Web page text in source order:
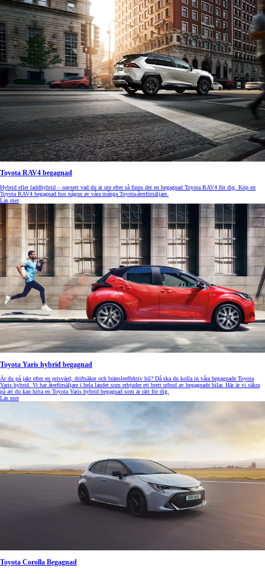
Toyota RAV4 begagnad
Hybrid eller laddhybrid – oavsett vad du är ute efter så finns det en begagnad Toyota RAV4 för dig. Köp en
Toyota RAV4 begagnad hos någon av våra många Toyota-återförsäljare.
Läs mer
Toyota Yaris hybrid begagnad
Är du på jakt efter en prisvärd, driftsäker och bränsleeffektiv bil? Då ska du kolla in våra begagnade Toyota
Yaris hybrid. Vi har återförsäljare i hela landet som erbjuder ett brett utbud av begagnade bilar. Här är vi säkra
på att du kan hitta en Toyota Yaris hybrid begagnad som är rätt för dig.
Läs mer
Toyota Corolla Begagnad